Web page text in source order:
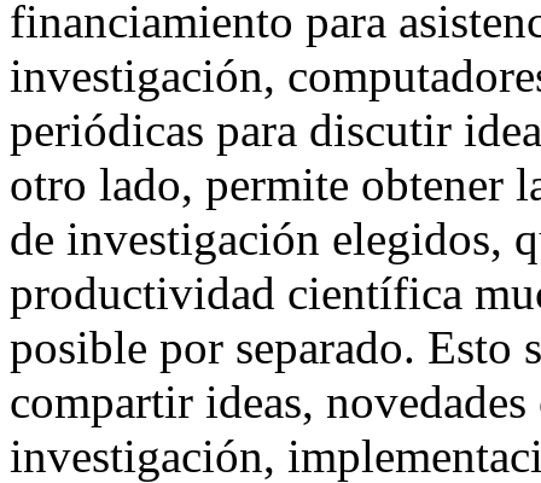
financiamiento para
investigación,
periódicas para discutir
otro lado, permite obtener
de investigación elegidos,
productividad científica
posible por separado. Esto
compartir ideas,
investigación,